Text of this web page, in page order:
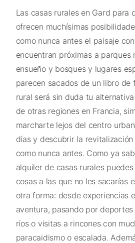
Las casas rurales en Gard para
ofrecen muchísimas
como nunca antes el paisaje
encuentran próximas a parques
ensueño y bosques y lugares
parecen sacados de un libro de
rural será sin duda tu
de otras regiones en Francia,
marcharte lejos del centro
días y descubrir la
como nunca antes. Como ya
alquiler de casas rurales
cosas a las que no les sacarías
otra forma: desde experiencias
aventura, pasando por
ríos o visitas a rincones con
paracaidismo o escalada.